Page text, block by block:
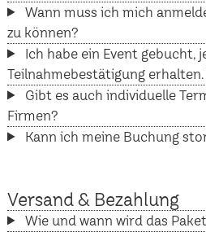
Wann muss ich mich
zu können?
Ich habe ein Event gebucht,
Teilnahmebestätigung
Gibt es auch individuelle
Firmen?
Kann ich meine Buchung
Versand & Bezahlung
Wie und wann wird das